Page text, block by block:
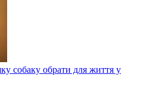
собаку обрати для життя у